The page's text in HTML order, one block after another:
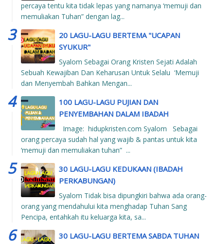
percaya tentu kita tidak lepas yang namanya ‘memuji dan
memuliakan Tuhan” dengan lag...
20 LAGU-LAGU BERTEMA "UCAPAN
SYUKUR"
Syalom Sebagai Orang Kristen Sejati Adalah
Sebuah Kewajiban Dan Keharusan Untuk Selalu ‘Memuji
dan Menyembah Bahkan Mengan...
100 LAGU-LAGU PUJIAN DAN
PENYEMBAHAN DALAM IBADAH
Image: hidupkristen.com Syalom Sebagai
orang percaya sudah hal yang wajib & pantas untuk kita
‘memuji dan memuliakan tuhan” ...
30 LAGU-LAGU KEDUKAAN (IBADAH
PERKABUNGAN)
Syalom Tidak bisa dipungkiri bahwa ada orang-
orang yang mendahului kita menghadap Tuhan Sang
Pencipa, entahkah itu keluarga kita, sa...
30 LAGU-LAGU BERTEMA SABDA TUHAN